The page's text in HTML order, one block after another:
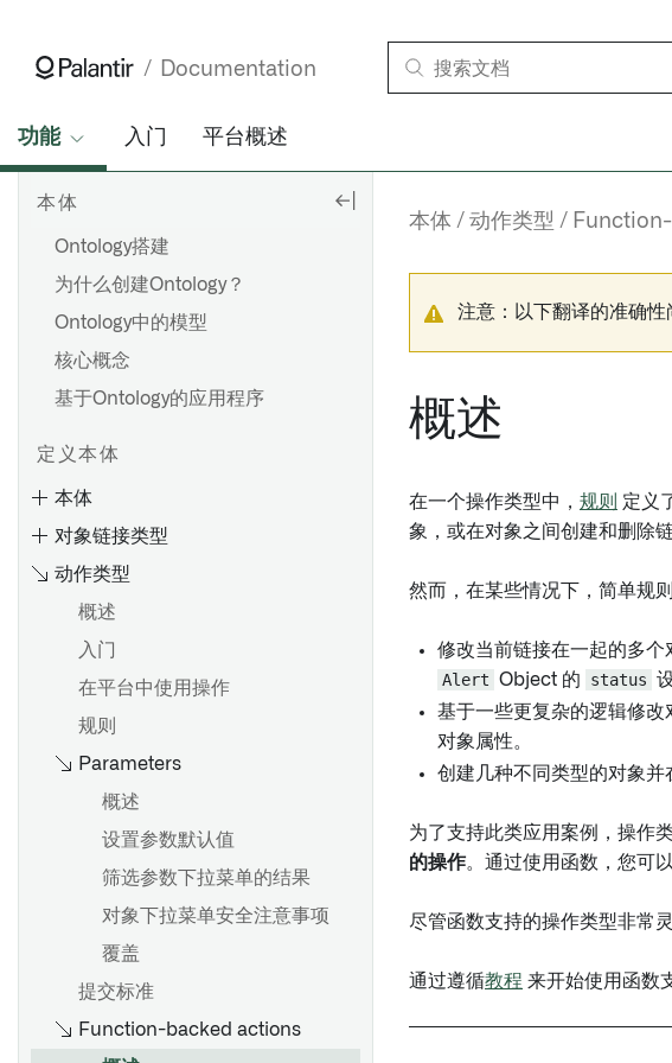
Documentation
功能 入门 平台概述
本体
Ontology搭建
为什么创建Ontology？
Ontology中的模型
核心概念
基于Ontology的应用程序
定义本体
本体
Ontology 占用量
计算使用：Ontology 索引
使用Ontology查询计算使用情
况
对象链接类型
概览
创建 Object 类型
编辑Object类型
通过类型映射启用 Gotham 集
成
元数据参考
概览
编辑Object类型属性
支持的值格式化
添加条件格式化
元数据参考
动作类型
概述
入门
在平台中使用操作
规则
Parameters
概述
设置参数默认值
筛选参数下拉菜单的结果
对象下拉菜单安全注意事项
覆盖
提交标准
Function-backed actions
本体 动作类型
注意：以下翻译的准确
概述
在一个操作类型中， 规则 定义
象，或在对象之间创建和删除链
然而，在某些情况下，简单规
修改当前链接在一起的多
Alert Object 的 status
基于一些更复杂的逻辑修
对象属性。
创建几种不同类型的对象并
为了支持此类应用案例，操作
的操作。通过使用函数，您可
尽管函数支持的操作类型非常
通过遵循教程 来开始使用函数